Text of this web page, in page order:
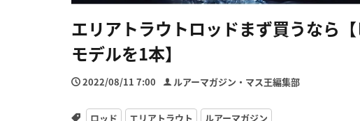
エリアトラウトロッドまず買うなら
モデルを1本】
2022/08/11 7:00 ルアーマガジン・マス王編集部
ロッド エリアトラウト ルアーマガジン